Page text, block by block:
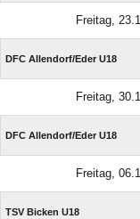
Freitag,
DFC Allendorf/​Eder U18
Freitag,
DFC Allendorf/​Eder U18
Freitag,
TSV Bicken U18